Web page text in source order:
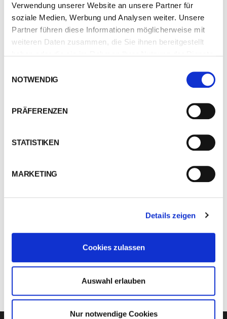
Verwendung unserer Website an unsere Partner für
soziale Medien, Werbung und Analysen weiter. Unsere
Partner führen diese Informationen möglicherweise mit
weiteren Daten zusammen, die Sie ihnen bereitgestellt
NOTWENDIG
PRÄFERENZEN
STATISTIKEN
MARKETING
Details zeigen
Cookies zulassen
Auswahl erlauben
Nur notwendige Cookies
IHRE TELEFONNUMMER
EMAIL-ADRESSE